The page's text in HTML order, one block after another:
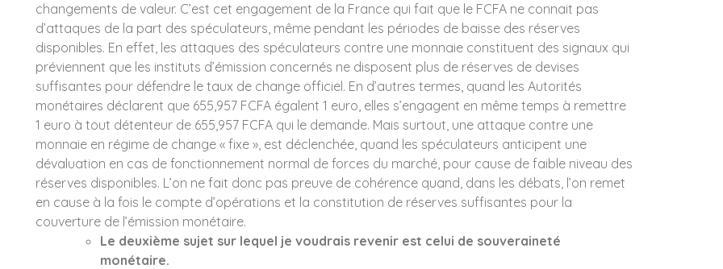
La richesse,
l'indépendance et
la sécurité d'un
pays semblent
être
matériellement
Une nation qui ne
peut pas fabriquer,
extraire,
transporter ou
raffiner ce dont
elle a besoin cède
progressivement
sa force et sa
souveraineté à
d'autres.
(Secrétaire au
changements de valeur. C’est cet engagement de la France qui fait que le FCFA ne connait pas
d’attaques de la part des spéculateurs, même pendant les périodes de baisse des réserves
disponibles. En effet, les attaques des spéculateurs contre une monnaie constituent des signaux qui
préviennent que les instituts d’émission concernés ne disposent plus de réserves de devises
suffisantes pour défendre le taux de change officiel. En d’autres termes, quand les Autorités
monétaires déclarent que 655,957 FCFA égalent 1 euro, elles s’engagent en même temps à remettre
1 euro à tout détenteur de 655,957 FCFA qui le demande. Mais surtout, une attaque contre une
monnaie en régime de change « fixe », est déclenchée, quand les spéculateurs anticipent une
dévaluation en cas de fonctionnement normal de forces du marché, pour cause de faible niveau des
réserves disponibles. L’on ne fait donc pas preuve de cohérence quand, dans les débats, l’on remet
en cause à la fois le compte d’opérations et la constitution de réserves suffisantes pour la
couverture de l’émission monétaire.
Le deuxième sujet sur lequel je voudrais revenir est celui de souveraineté
monétaire.